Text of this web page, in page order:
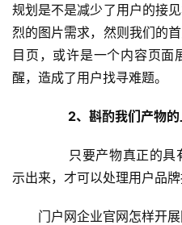
规划是不是减少了用户的接
烈的图片需求，然则我们的
目页，或许是一个内容页面
醒，造成了用户找寻难题。
2、斟酌我们产物的
只要产物真正的具
示出来，才可以处理用户品
门户网企业官网怎样开